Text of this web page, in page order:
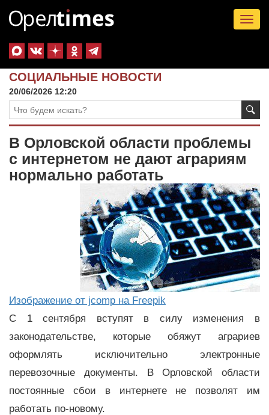
СОЦИАЛЬНЫЕ НОВОСТИ
20/06/2026 12:20
В Орловской области проблемы
с интернетом не дают аграриям
нормально работать
Изображение от jcomp на Freepik
С 1 сентября вступят в силу изменения в
законодательстве, которые обяжут аграриев
оформлять исключительно электронные
перевозочные документы. В Орловской области
постоянные сбои в интернете не позволят им
работать по-новому.